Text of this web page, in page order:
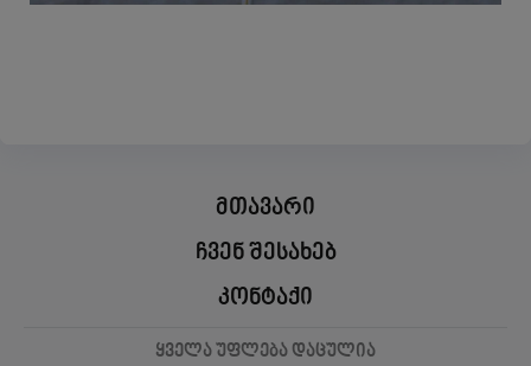
მთავარი
ჩვენ შესახებ
კონტაქი
ყველა უფლება დაცულია